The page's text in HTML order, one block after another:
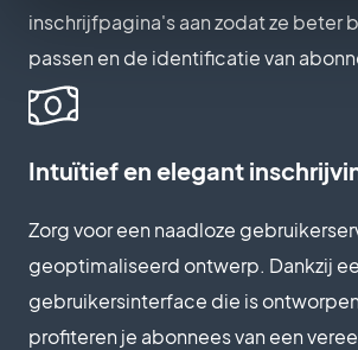
inschrijfpagina's aan zodat ze beter
passen en de identificatie van
Intuïtief en elegant
Zorg voor een naadloze
geoptimaliseerd ontwerp. Dankzij
gebruikersinterface die is
profiteren je abonnees van een